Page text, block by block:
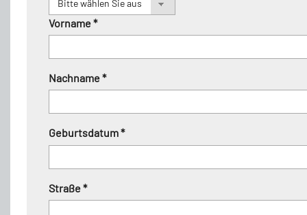
Vorname *
Nachname *
Geburtsdatum *
Straße *